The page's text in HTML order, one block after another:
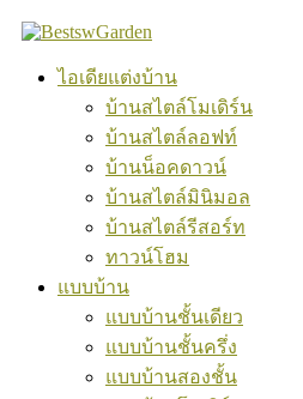
Skip
to
ไอเดียแต่งบ้าน
บ้านสไตล์โมเดิร์น
บ้านสไตล์ลอฟท์
บ้านน็อคดาวน์
บ้านสไตล์มินิมอล
บ้านสไตล์รีสอร์ท
ทาวน์โฮม
แบบบ้าน
แบบบ้านชั้นเดียว
แบบบ้านชั้นครึ่ง
แบบบ้านสองชั้น